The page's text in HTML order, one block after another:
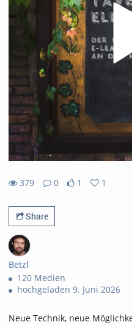
379
0
1
1
Share
Betzl
120 Medien
hochgeladen 9. Juni 2026
Neue Technik, neue